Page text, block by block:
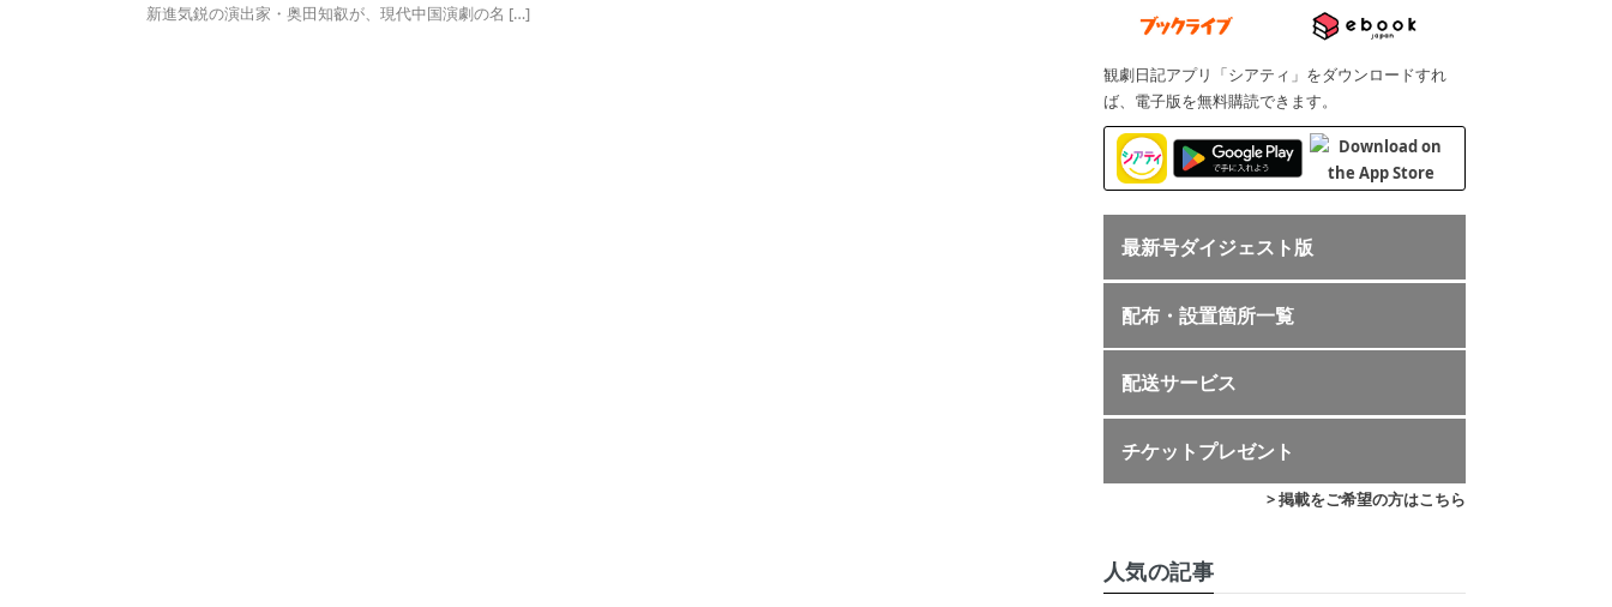
新進気鋭の演出家・奥田知叡が、現代中国演劇の名 […]
観劇日記アプリ「シアティ」をダウンロードすれ
ば、電子版を無料購読できます。
最新号ダイジェスト版
配布・設置箇所一覧
配送サービス
チケットプレゼント
> 掲載をご希望の方はこちら
人気の記事